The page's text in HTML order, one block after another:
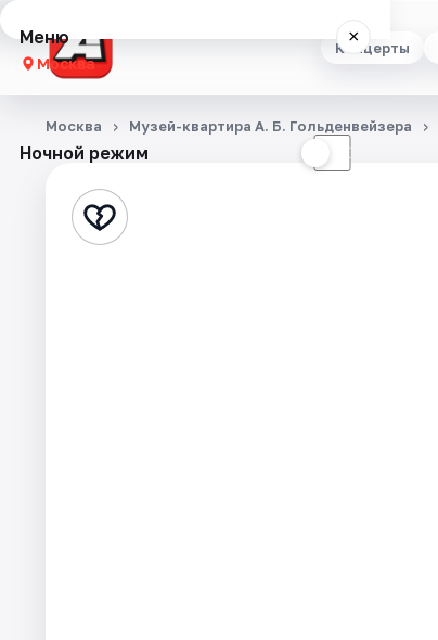
Концерты
Меню ×
Москва
Концерты
Стендап
Ночной режим ☾
Москва Музей-квартира А. Б. Гольденвейзера